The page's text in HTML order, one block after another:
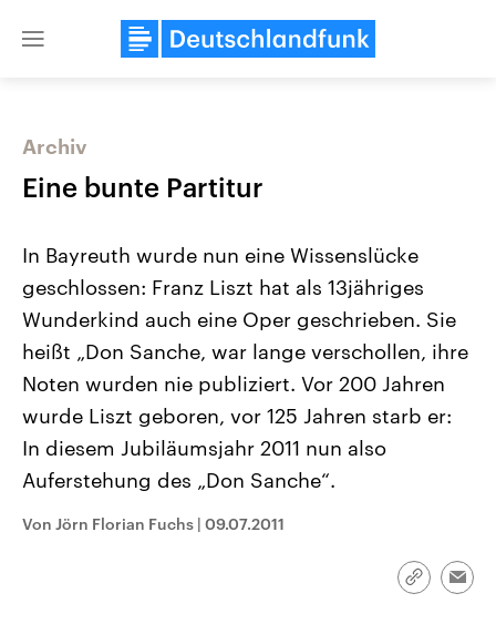
Close
Landtagswahl Sachsen-Anhalt
Alle Informationen
Sachsen-Anhalt wählt am 6.
September 2026 einen neuen
Landtag. Seit 2021 wird das
Bundesland von einer Koalition aus
Umfragen, Prognosen,
USA
Aktuelle Beiträge,
Hintergründe
Wirtschaftlich und
gehören die Vereinigten
den mächtigsten Ländern
mit großem Einfluss auf
Archiv
Eine bunte Partitur
In Bayreuth wurde nun eine Wissenslücke
geschlossen: Franz Liszt hat als 13jähriges
Wunderkind auch eine Oper geschrieben. Sie
heißt „Don Sanche, war lange verschollen, ihre
Noten wurden nie publiziert. Vor 200 Jahren
wurde Liszt geboren, vor 125 Jahren starb er:
In diesem Jubiläumsjahr 2011 nun also
Auferstehung des „Don Sanche“.
Von Jörn Florian Fuchs | 09.07.2011
Link